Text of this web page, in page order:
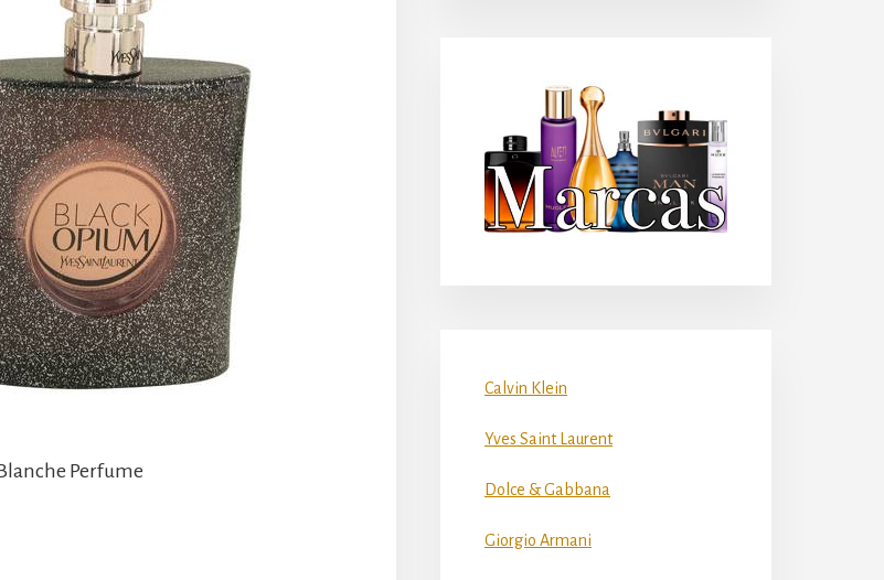
Perfume
Calvin Klein
Yves Saint Laurent
Dolce & Gabbana
Giorgio Armani